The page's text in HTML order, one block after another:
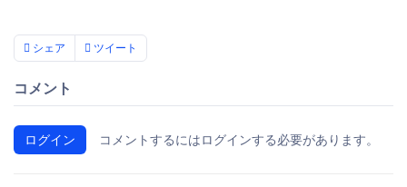
シェア ツイート
コメント
ログイン コメントするにはログインする必要があります。